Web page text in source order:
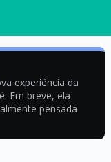
experiência da
Em breve, ela
pensada